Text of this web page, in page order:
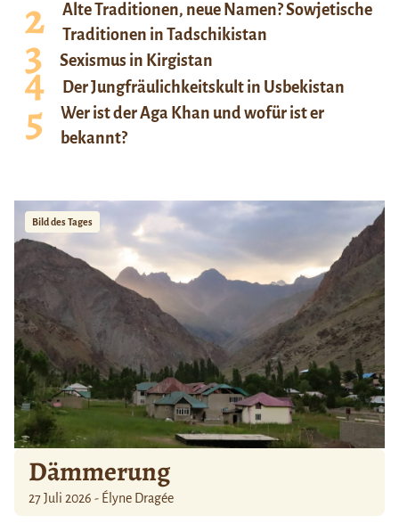
Alte Traditionen, neue Namen? Sowjetische
Traditionen in Tadschikistan
Sexismus in Kirgistan
Der Jungfräulichkeitskult in Usbekistan
Wer ist der Aga Khan und wofür ist er
bekannt?
Bild des Tages
Dämmerung
27 Juli 2026 - Élyne Dragée